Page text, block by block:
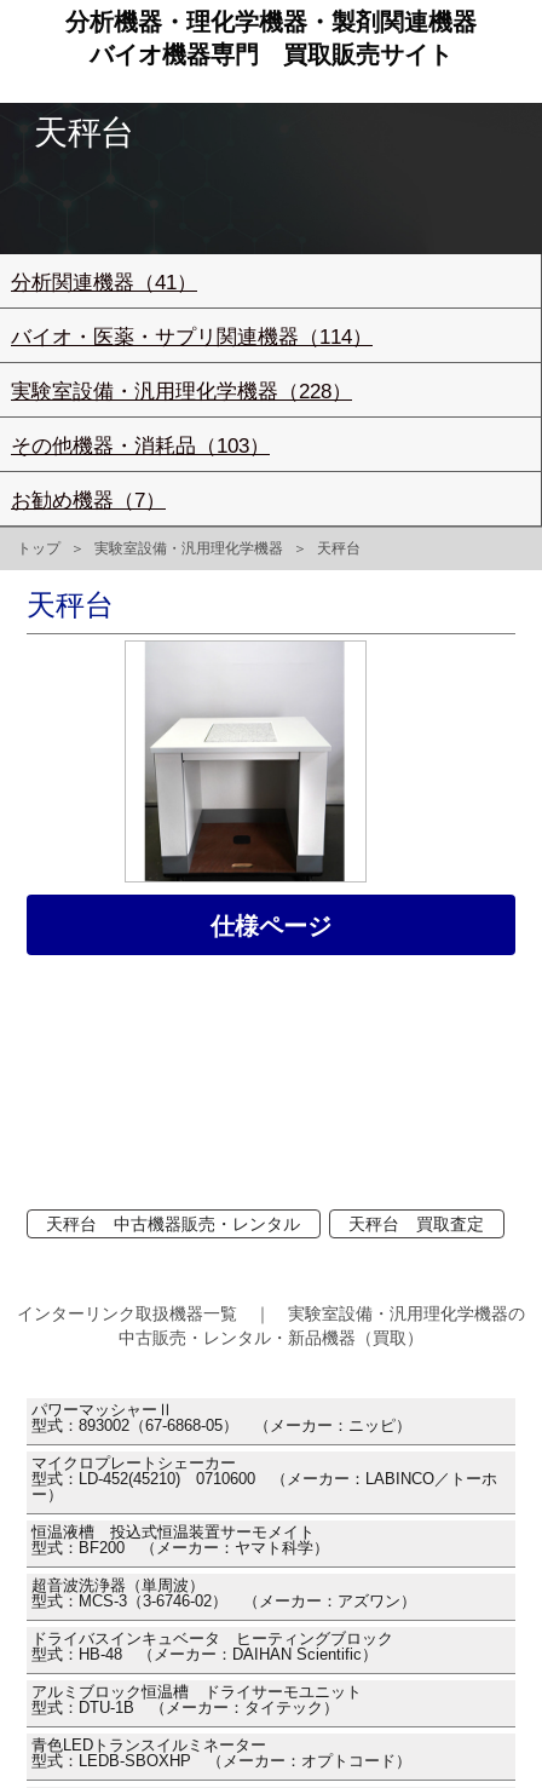
分析機器・理化学機器・製剤関連機器
バイオ機器専門
買取販売サイト
天秤台
分析関連機器（41）
バイオ・医薬・サプリ関連機器（114）
実験室設備・汎用理化学機器（228）
その他機器・消耗品（103）
お勧め機器（7）
トップ 実験室設備・汎用理化学機器 天秤台
天秤台
仕様ページ
天秤台 中古機器販売・レンタル 天秤台 買取査定
インターリンク取扱機器一覧 ｜ 実験室設備・汎用理化学機器の
中古販売・レンタル・新品機器（買取）
パワーマッシャーⅡ
型式：893002（67-6868-05） （メーカー：ニッピ）
マイクロプレートシェーカー
型式：LD-452(45210) 0710600 （メーカー：LABINCO／トーホ
ー）
恒温液槽 投込式恒温装置サーモメイト
型式：BF200 （メーカー：ヤマト科学）
超音波洗浄器（単周波）
型式：MCS-3（3-6746-02） （メーカー：アズワン）
ドライバスインキュベータ ヒーティングブロック
型式：HB-48 （メーカー：DAIHAN Scientific）
アルミブロック恒温槽 ドライサーモユニット
型式：DTU-1B （メーカー：タイテック）
青色LEDトランスイルミネーター
型式：LEDB-SBOXHP （メーカー：オプトコード）